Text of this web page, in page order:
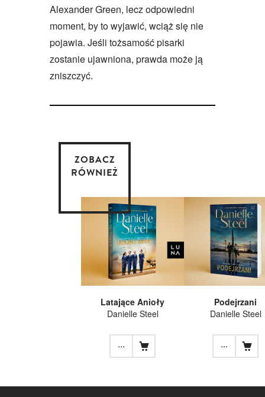
Alexander Green, lecz odpowiedni
moment, by to wyjawić, wciąż się nie
pojawia. Jeśli tożsamość pisarki
zostanie ujawniona, prawda może ją
zniszczyć.
ZOBACZ
RÓWNIEŻ
Latające Anioły
Danielle Steel
...
Podejrzani
Danielle Steel
...